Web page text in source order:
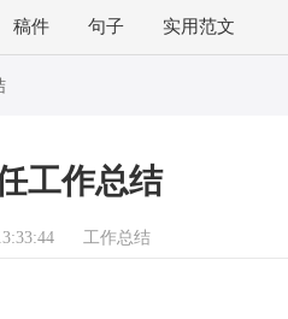
稿件 句子 实用范文
工作总结
工作总结